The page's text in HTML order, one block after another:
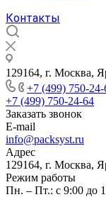
Контакты
129164, г. Москва,
+7 (499) 750-24-
+7 (499) 750-24-64
Заказать звонок
E-mail
info@packsyst.ru
Адрес
129164, г. Москва,
Режим работы
Пн. – Пт.: с 9:00 до